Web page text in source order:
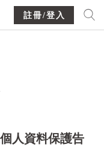
註冊/登入
人資料保護告